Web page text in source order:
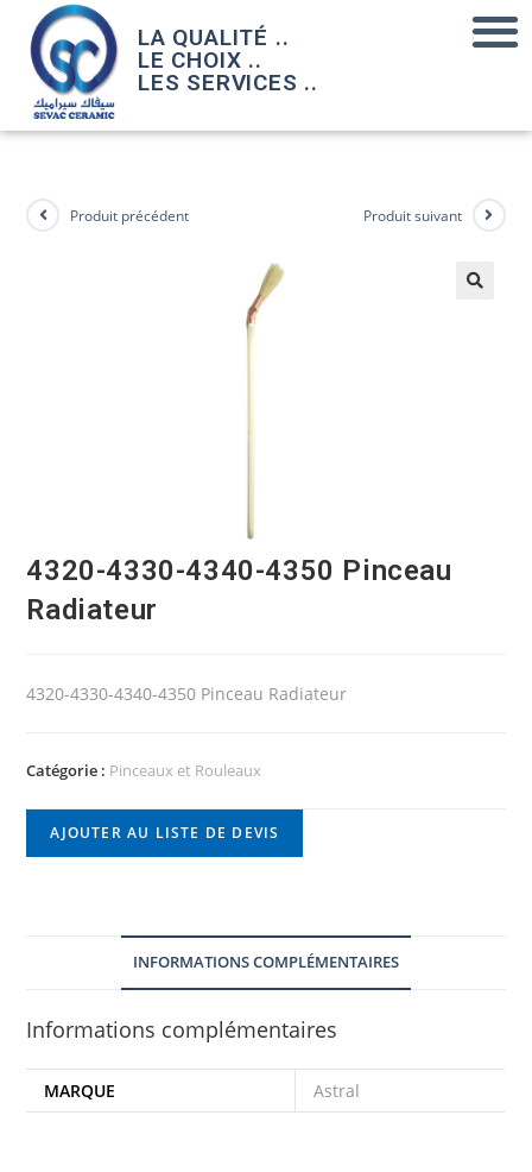
LA QUALITÉ ..
LE CHOIX ..
LES SERVICES ..
Produit précédent Produit suivant
4320-4330-4340-4350 Pinceau
Radiateur
4320-4330-4340-4350 Pinceau Radiateur
Catégorie : Pinceaux et Rouleaux
AJOUTER AU LISTE DE DEVIS
INFORMATIONS COMPLÉMENTAIRES
Informations complémentaires
MARQUE Astral